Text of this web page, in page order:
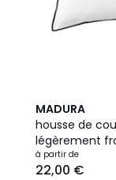
MADURA
housse de
légèrement
Prix
à
à partir de
22,00 €
5
/
5
7
Couleurs